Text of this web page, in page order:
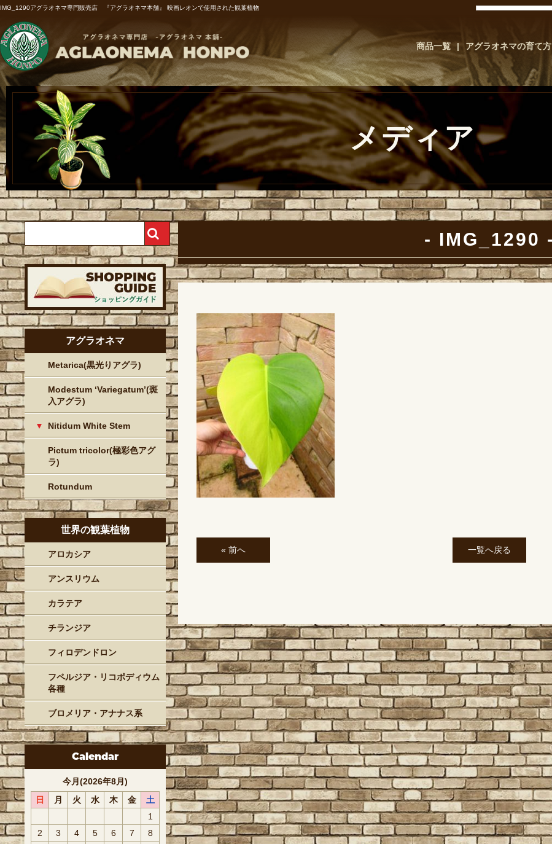
IMG_1290アグラオネマ専門販売店 『アグラオネマ本舗』 映画レオンで使用された観葉植物
商品一覧 アグラオネマの育て方
メディア
IMG_1290
« 前へ 一覧へ戻る
アグラオネマ
Metarica(黒光りアグラ)
Modestum ‘Variegatum’(斑
入アグラ)
Nitidum White Stem
Pictum tricolor(極彩色アグ
ラ)
Rotundum
世界の観葉植物
アロカシア
アンスリウム
カラテア
チランジア
フィロデンドロン
フペルジア・リコポディウム
各種
ブロメリア・アナナス系
Calendar
今月(2026年8月)
日
月 火 水 木 金
土
1
2
3 4 5 6 7
8